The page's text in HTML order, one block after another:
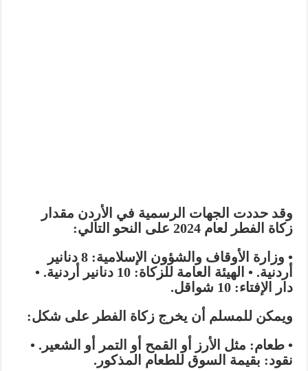
وقد حددت الجهات الرسمية في الأردن مقدار
زكاة الفطر لعام 2024 على النحو التالي:
• وزارة الأوقاف والشؤون الإسلامية:
8 دنانير
أردنية.• الهيئة العامة للزكاة: 10 دنانير أردنية.
•
دار الإفتاء: 10 شواقل.
ويمكن للمسلم أن يخرج زكاة الفطر على شكل:
• طعام: مثل الأرز أو القمح أو التمر أو الشعير.•
نقود: بقيمة السوق للطعام المذكور.